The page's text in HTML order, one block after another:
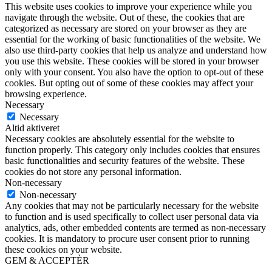
This website uses cookies to improve your experience while you
navigate through the website. Out of these, the cookies that are
categorized as necessary are stored on your browser as they are
essential for the working of basic functionalities of the website. We
also use third-party cookies that help us analyze and understand how
you use this website. These cookies will be stored in your browser
only with your consent. You also have the option to opt-out of these
cookies. But opting out of some of these cookies may affect your
browsing experience.
Necessary
Necessary
Altid aktiveret
Necessary cookies are absolutely essential for the website to
function properly. This category only includes cookies that ensures
basic functionalities and security features of the website. These
cookies do not store any personal information.
Non-necessary
Non-necessary
Any cookies that may not be particularly necessary for the website
to function and is used specifically to collect user personal data via
analytics, ads, other embedded contents are termed as non-necessary
cookies. It is mandatory to procure user consent prior to running
these cookies on your website.
GEM & ACCEPTÈR